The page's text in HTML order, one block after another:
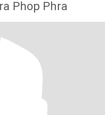
Phop Phra